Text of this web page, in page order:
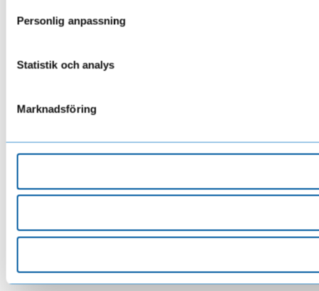
Personlig anpassning
Statistik och analys
Marknadsföring